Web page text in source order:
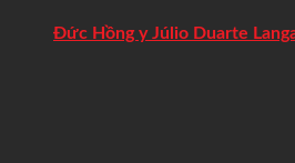
Đức Hồng y Júlio Duarte